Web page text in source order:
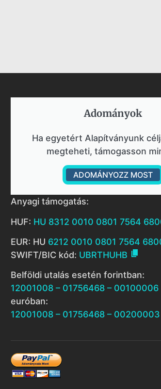
Adományok​
Ha egyetért Alapítványunk
megteheti, támogasson
ADOMÁNYOZZ MOST
Anyagi támogatás:
HUF: HU 8312 0010 0801 7564
EUR: HU 6212 0010 0801 7564
SWIFT/BIC kód: UBRTHUHB 
Belföldi utalás esetén forintban:
12001008 – 01756468 – 00100006
euróban:
12001008 – 01756468 – 00200003